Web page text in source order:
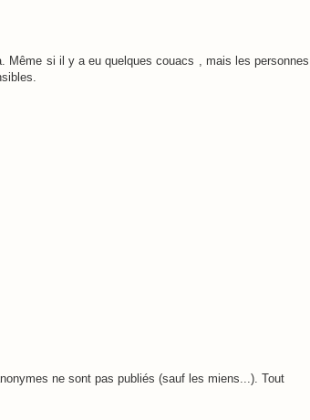
Même si il y a eu quelques couacs , mais les personnes
ne sont pas publiés (sauf les miens...). Tout